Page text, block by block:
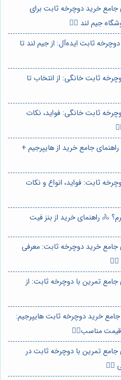
جامع خرید دوچرخه ثابت برای
جیم لند 🚴‍♀️
ثابت ایده‌آل: از جیم لند تا
ثابت خانگی: از انتخاب تا
ثابت خانگی: فواید، نکات
جامع خرید از هایپرجیم +
ثابت: فواید، انواع و نکات
🚴 راهنمای خرید از بنز فیت
جامع خرید دوچرخه ثابت: معرفی
جامع تمرین با دوچرخه ثابت: از
جامع خرید دوچرخه ثابت هایپرجیم:
مناسب🚴‍♀️
جامع تمرین با دوچرخه ثابت در
🚴‍♀️